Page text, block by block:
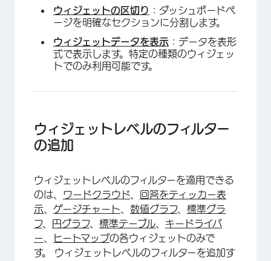
ウィジェットの区切り ：ダッシュボードペ
ージを明確なセクションに分割します。
ウィジェットデータを表示 ：データを表形
式で表示します。特定の種類のウィジェッ
トでのみ利用可能です。
ウィジェットレベルのフィルター
の追加
ウィジェットレベルのフィルターを適用できる
のは、 ワードクラウド
回答をティッカー表
示
ゲージチャート 数値グラフ、 標準グラ
フ、 円グラフ、 標準テーブル
キードライバ
ー
ヒートマップの各ウィジェットのみで
す。 ウィジェットレベルのフィルターを追加す